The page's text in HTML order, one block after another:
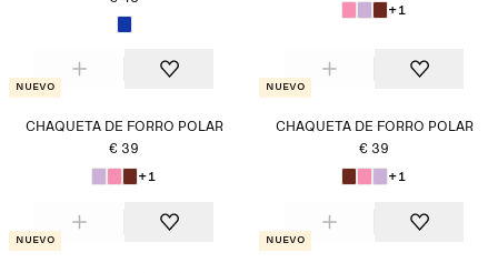
+1
Nuevo
CHAQUETA DE FORRO POLAR
€ 39
+1
Nuevo
CHAQUETA DE FORRO POLAR
€ 39
+1
Nuevo Nuevo